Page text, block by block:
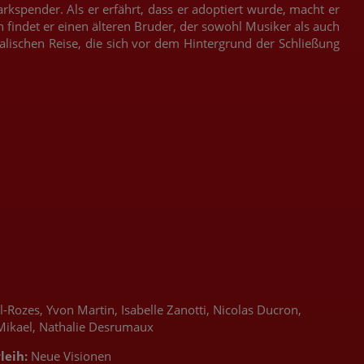
Als er erfährt, dass er adoptiert wurde, macht er
er einen älteren Bruder, der sowohl Musiker als auch
Reise, die sich vor dem Hintergrund der Schließung
Yvon Martin, Isabelle Zanotti, Nicolas Ducron,
Nathalie Desrumaux
Neue Visionen